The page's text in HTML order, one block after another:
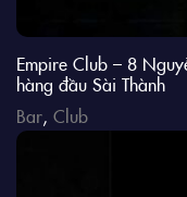
Empire Club – 8
hàng đầu Sài Thành
Bar, Club